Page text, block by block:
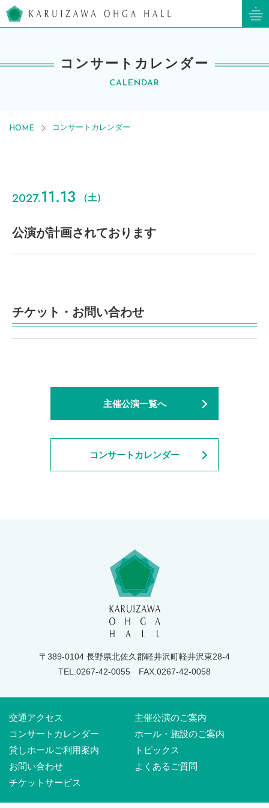
コンサートカレンダー
CALENDAR
HOME コンサートカレンダー
2027.11.13 （土）
公演が計画されております
チケット・お問い合わせ
主催公演一覧へ
コンサートカレンダー
〒389-0104 長野県北佐久郡軽井沢町軽井沢東28-4
TEL.0267-42-0055 FAX.0267-42-0058
交通アクセス
主催公演のご案内
コンサートカレンダー
ホール・施設のご案内
貸しホールご利用案内
トピックス
お問い合わせ
よくあるご質問
チケットサービス